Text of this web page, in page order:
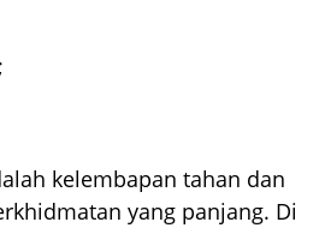
kelembapan tahan dan
yang panjang. Di